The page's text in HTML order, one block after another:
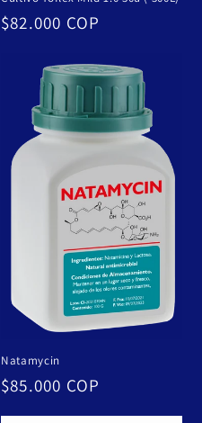
Precio
$82.000 COP
Natamycin
Precio
habitual
$85.000 COP